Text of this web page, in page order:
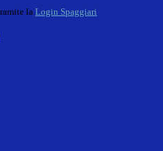
la Login Spaggiari